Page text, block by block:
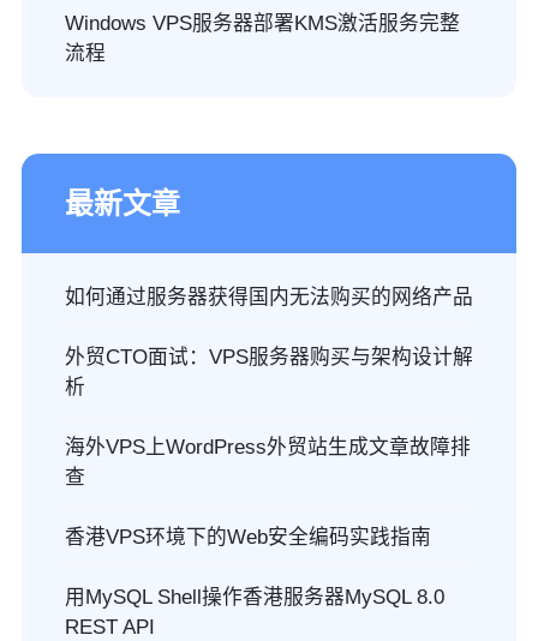
Windows VPS服务器部署KMS激活服务完整
流程
最新文章
如何通过服务器获得国内无法购买的网络产品
外贸CTO面试：VPS服务器购买与架构设计解
析
海外VPS上WordPress外贸站生成文章故障排
查
香港VPS环境下的Web安全编码实践指南
用MySQL Shell操作香港服务器MySQL 8.0
REST API